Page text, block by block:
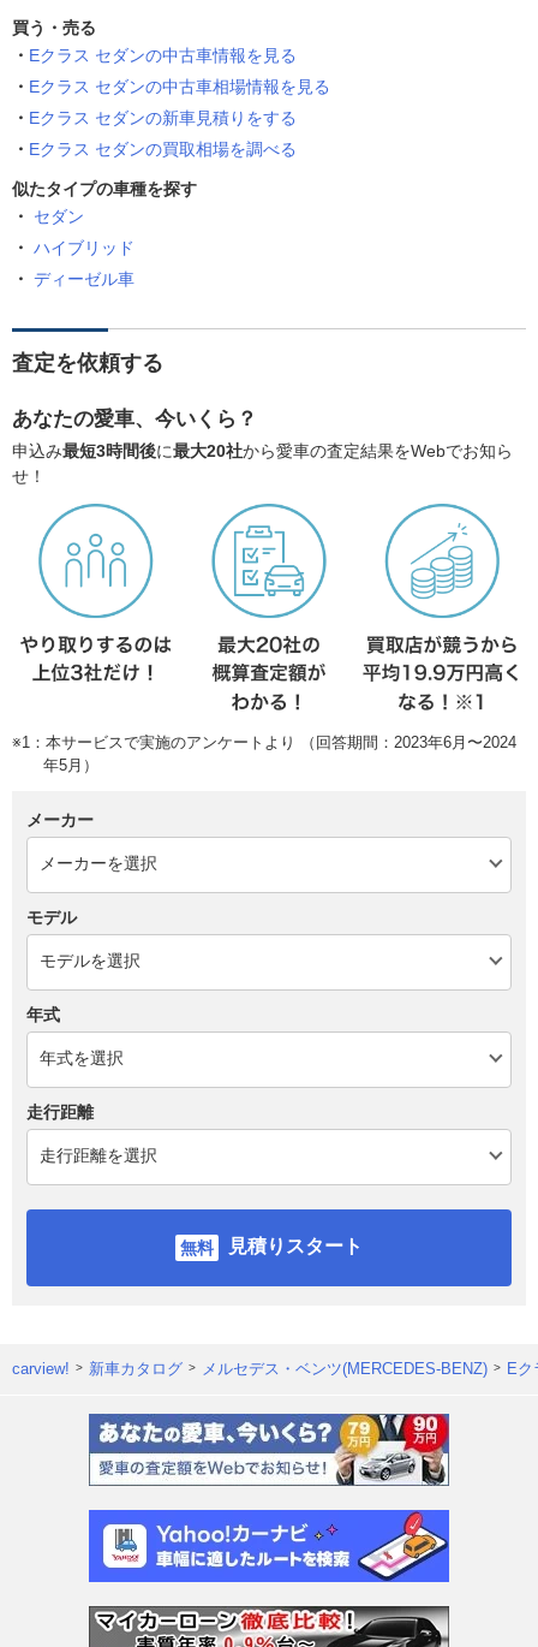
買う・売る
Eクラス セダンの中古車情報を見る
Eクラス セダンの中古車相場情報を見る
Eクラス セダンの新車見積りをする
Eクラス セダンの買取相場を調べる
似たタイプの車種を探す
セダン
ハイブリッド
ディーゼル車
査定を依頼する
あなたの愛車、今いくら？
申込み最短3時間後に最大20社から愛車の査定結果をWebでお知ら
せ！
※1：本サービスで実施のアンケートより （回答期間：2023年6月〜2024
年5月）
メーカー
モデル
年式
走行距離
見積りスタート
carview! 新車カタログ メルセデス・ベンツ(MERCEDES-BENZ) Eク